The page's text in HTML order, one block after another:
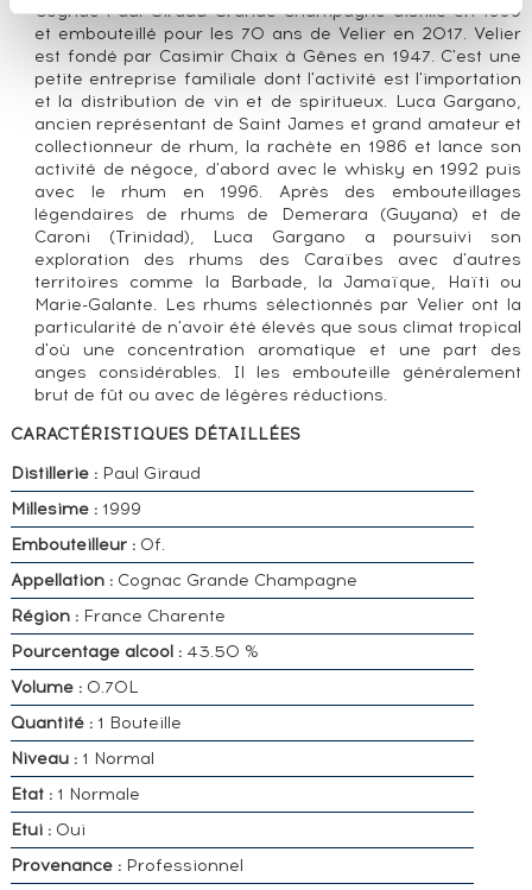
Cognac Paul Giraud Grande Champagne distillé en 1999
et embouteillé pour les 70 ans de Velier en 2017. Velier
est fondé par Casimir Chaix à Gênes en 1947. C'est une
petite entreprise familiale dont l'activité est l'importation
et la distribution de vin et de spiritueux. Luca Gargano,
ancien représentant de Saint James et grand amateur et
collectionneur de rhum, la rachète en 1986 et lance son
activité de négoce, d'abord avec le whisky en 1992 puis
avec le rhum en 1996. Après des embouteillages
légendaires de rhums de Demerara (Guyana) et de
Caroni (Trinidad), Luca Gargano a poursuivi son
exploration des rhums des Caraïbes avec d'autres
territoires comme la Barbade, la Jamaïque, Haïti ou
Marie-Galante. Les rhums sélectionnés par Velier ont la
particularité de n'avoir été élevés que sous climat tropical
d'où une concentration aromatique et une part des
anges considérables. Il les embouteille généralement
brut de fût ou avec de légères réductions.
CARACTÉRISTIQUES DÉTAILLÉES
Distillerie :Paul Giraud
Millesime :1999
Embouteilleur :Of.
Appellation :Cognac Grande Champagne
Région : France Charente
Pourcentage alcool :43.50 %
Volume : 0.70L
Quantité :1 Bouteille
Niveau :1 Normal
Etat :1 Normale
Etui :Oui
Provenance :Professionnel